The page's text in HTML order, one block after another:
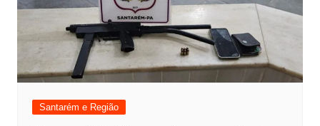
Santarém e Região